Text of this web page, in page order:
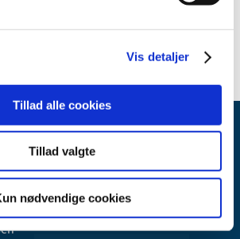
Vis detaljer
Tillad alle cookies
Tillad valgte
nødvendige cookies